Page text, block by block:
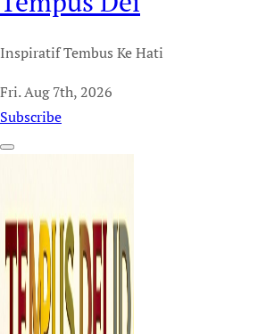
Inspiratif Tembus Ke Hati
Fri. Aug 7th, 2026
Subscribe